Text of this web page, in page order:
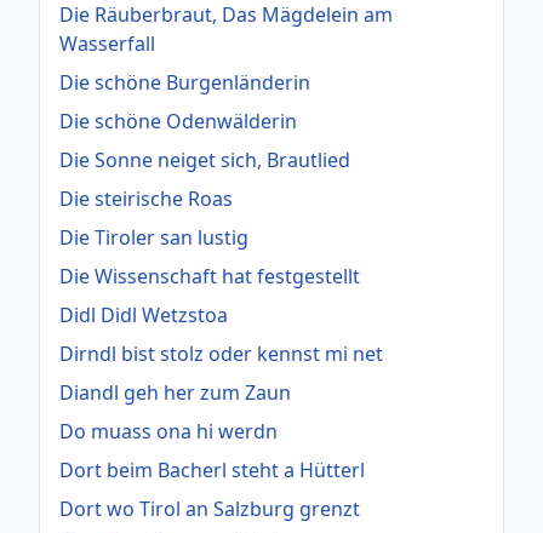
Die Räuberbraut, Das Mägdelein am
Wasserfall
Die schöne Burgenländerin
Die schöne Odenwälderin
Die Sonne neiget sich, Brautlied
Die steirische Roas
Die Tiroler san lustig
Die Wissenschaft hat festgestellt
Didl Didl Wetzstoa
Dirndl bist stolz oder kennst mi net
Diandl geh her zum Zaun
Do muass ona hi werdn
Dort beim Bacherl steht a Hütterl
Dort wo Tirol an Salzburg grenzt